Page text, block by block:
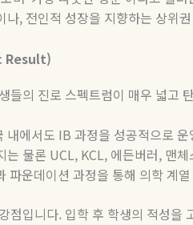
나, 전인적 성장을 지향하는 상위
Result)
들의 진로 스펙트럼이 매우 넓고
내에서도 IB 과정을 성공적으로
는 물론 UCL, KCL, 에든버러, 맨
파운데이션 과정을 통해 의학 계
점입니다. 입학 후 학생의 적성을